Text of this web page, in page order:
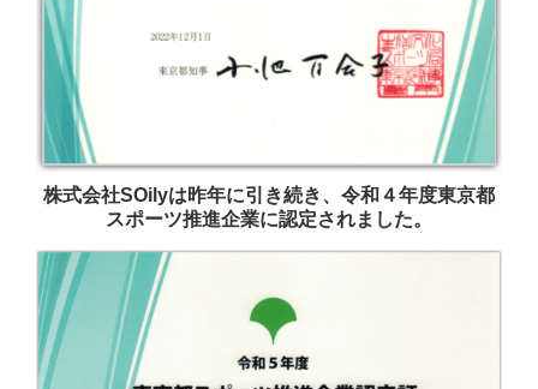
株式会社SOilyは昨年に引き続き、令和４年度東京都
スポーツ推進企業に認定されました。